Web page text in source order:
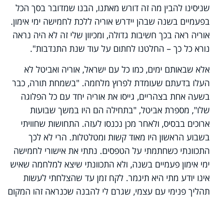
שניסינו להבין מה זה דורש מאתנו, הבנו שמדובר בסך הכל
בפעמיים בשנה שבהן יידרש אוריה ללכת לחמישה ימי אימון.
אוריה ראה בכך חשיבות גדולה, ומכיוון שלי זה לא היה נראה
נורא כל כך – החלטנו לחתום על עוד שנת התנדבות".
אלא שבאותם ימים, כמו כל עם ישראל, אוריה ואביטל לא
העלו בדעתם שעומדת לפרוץ מלחמה. "בשמחת תורה, כבר
בשעה אחת בצהריים, גייסו את אוריה יחד עם כל הפלוגה
שלו", מספרת אביטל, "בתחילה הם היו במשך שבועות
ארוכים בבסיס, ולאחר מכן נכנסו לעזה. התחושות שחוויתי
בשבוע הראשון היו מאוד קשות ומטלטלות. הרי לא לכך
התכוונתי כשחתמתי על הטפסים. נתתי את אישורי לחמישה
ימי אימון פעמיים בשנה, ולא התכוונתי שיצא למלחמה שאיש
אינו יודע מתי היא תיגמר. לקח זמן עד שהצלחתי לעשות
תהליך פנימי עם עצמי, שגרם לי להבנה שכנראה זהו המקום